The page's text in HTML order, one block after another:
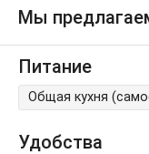
Мы
Питание
Общая кухня
Удобства